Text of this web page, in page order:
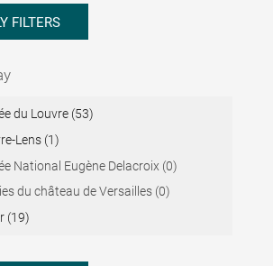
FILTERS
du Louvre (53)
Lens (1)
National Eugène Delacroix (0)
du château de Versailles (0)
(19)